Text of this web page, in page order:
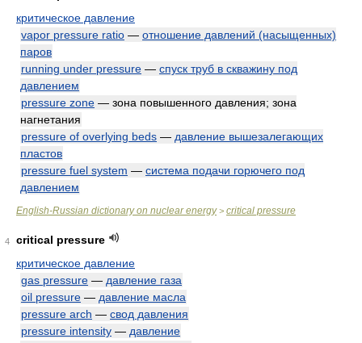
критическое давление
vapor pressure ratio — отношение давлений (насыщенных)
паров
running under pressure — спуск труб в скважину под
давлением
pressure zone — зона повышенного давления; зона
нагнетания
pressure of overlying beds — давление вышезалегающих
пластов
pressure fuel system — система подачи горючего под
давлением
English-Russian dictionary on nuclear energy> critical pressure
4
critical pressure
критическое давление
gas pressure — давление газа
oil pressure — давление масла
pressure arch — свод давления
pressure intensity — давление